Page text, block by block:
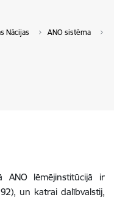
Nācijas ANO sistēma
ANO lēmējinstitūcijā ir
un katrai dalībvalstij,